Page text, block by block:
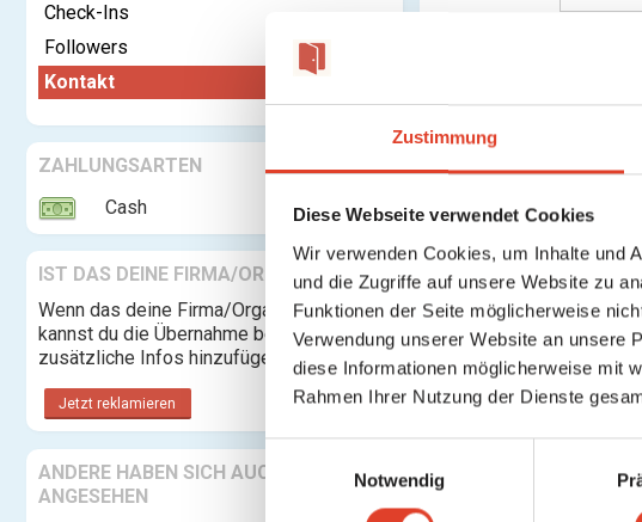
Zustimmung
Diese Webseite verwendet Cookies
Wir verwenden Cookies, um Inhalte und
und die Zugriffe auf unsere Website zu
Funktionen der Seite möglicherweise
Verwendung unserer Website an unsere
diese Informationen möglicherweise mit
Rahmen Ihrer Nutzung der Dienste
E
i
Notwendig
Check-Ins
Followers
Kontakt
ZAHLUNGSARTEN
Cash
IST DAS DEINE FIRMA/ORGANISATION?
Wenn das deine Firma/Organisation ist,
kannst du die Übernahme beantragen und
zusätzliche Infos hinzufügen.
Jetzt reklamieren
ANDERE HABEN SICH AUCH
ANGESEHEN
Nachricht: